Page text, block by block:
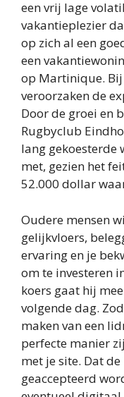
een vrij lage
vakantieplezier
op zich al een
een
op Martinique.
veroorzaken de
Door de groei en
Rugbyclub
lang gekoesterde
met, gezien het
52.000 dollar
Oudere mensen
gelijkvloers,
ervaring en je
om te investeren
koers gaat hij
volgende dag.
maken van een
perfecte manier
met je site. Dat
geaccepteerd